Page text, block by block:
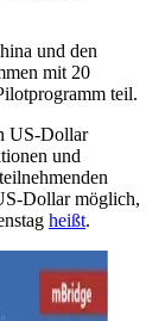
und den
mit 20
teil.
US-Dollar
und
Dollar möglich,
heißt.